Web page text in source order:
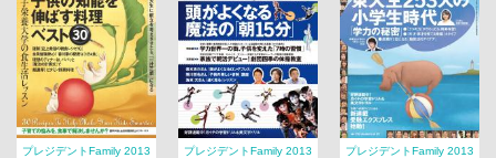
プレジデントFamily 2013
プレジデントFamily 2013
プレジデントFamily 2013